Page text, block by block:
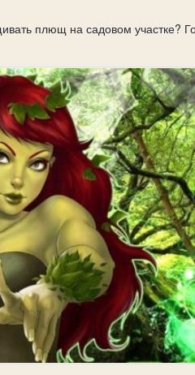
плющ на садовом участке?